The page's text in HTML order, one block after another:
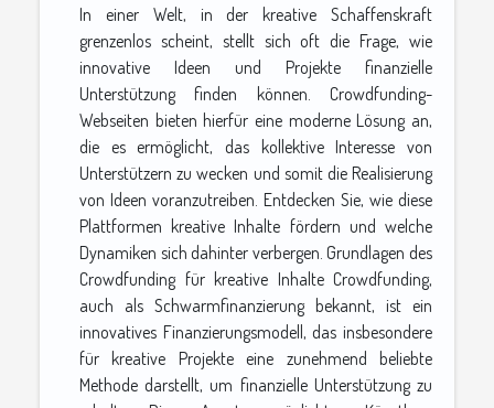
In einer Welt, in der kreative Schaffenskraft
grenzenlos scheint, stellt sich oft die Frage, wie
innovative Ideen und Projekte finanzielle
Unterstützung finden können. Crowdfunding-
Webseiten bieten hierfür eine moderne Lösung an,
die es ermöglicht, das kollektive Interesse von
Unterstützern zu wecken und somit die Realisierung
von Ideen voranzutreiben. Entdecken Sie, wie diese
Plattformen kreative Inhalte fördern und welche
Dynamiken sich dahinter verbergen. Grundlagen des
Crowdfunding für kreative Inhalte Crowdfunding,
auch als Schwarmfinanzierung bekannt, ist ein
innovatives Finanzierungsmodell, das insbesondere
für kreative Projekte eine zunehmend beliebte
Methode darstellt, um finanzielle Unterstützung zu